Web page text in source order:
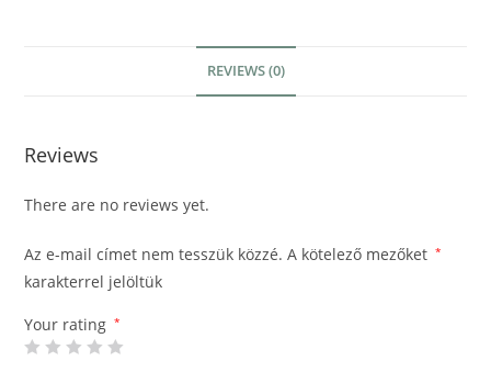
REVIEWS (0)
Reviews
There are no reviews yet.
Az e-mail címet nem tesszük közzé. A kötelező mezőket *
karakterrel jelöltük
Your rating *